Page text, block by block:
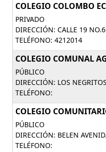
COLEGIO COLOMBO
PRIVADO
DIRECCIÓN: CALLE 19
TELÉFONO: 4212014
COLEGIO COMUNAL
PÚBLICO
DIRECCIÓN: LOS
TELÉFONO:
COLEGIO
PÚBLICO
DIRECCIÓN: BELEN
TELÉFONO: